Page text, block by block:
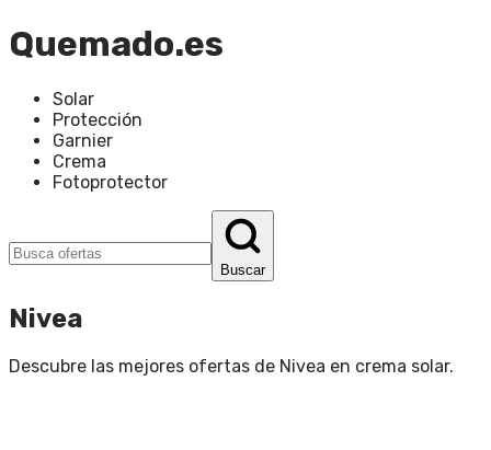
Quemado.es
Solar
Protección
Garnier
Crema
Fotoprotector
Buscar
Nivea
Descubre las mejores ofertas de Nivea en crema solar.